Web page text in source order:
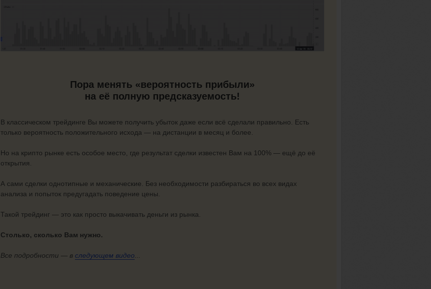
Пора менять «вероятность прибыли»
на её полную предсказуемость!
В классическом трейдинге Вы можете получить убыток даже если всё сделали правильно. Есть
только вероятность положительного исхода — на дистанции в месяц и более.
Но на крипто рынке есть особое место, где результат сделки известен Вам на 100% — ещё до её
открытия.
А сами сделки однотипные и механические. Без необходимости разбираться во всех видах
анализа и попыток предугадать поведение цены.
Такой трейдинг — это как просто выкачивать деньги из рынка.
Столько, сколько Вам нужно.
Все подробности — в следующем видео...